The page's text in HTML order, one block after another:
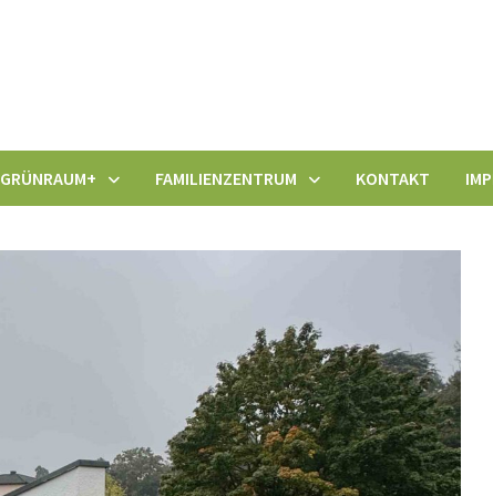
GRÜNRAUM+ FAMILIENZENTRUM KONTAKT